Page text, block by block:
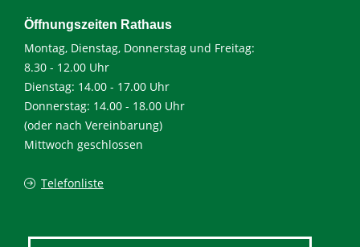
Öffnungszeiten Rathaus
Montag, Dienstag, Donnerstag und Freitag:
8.30 - 12.00 Uhr
Dienstag: 14.00 - 17.00 Uhr
Donnerstag: 14.00 - 18.00 Uhr
(oder nach Vereinbarung)
Mittwoch geschlossen
Telefonliste